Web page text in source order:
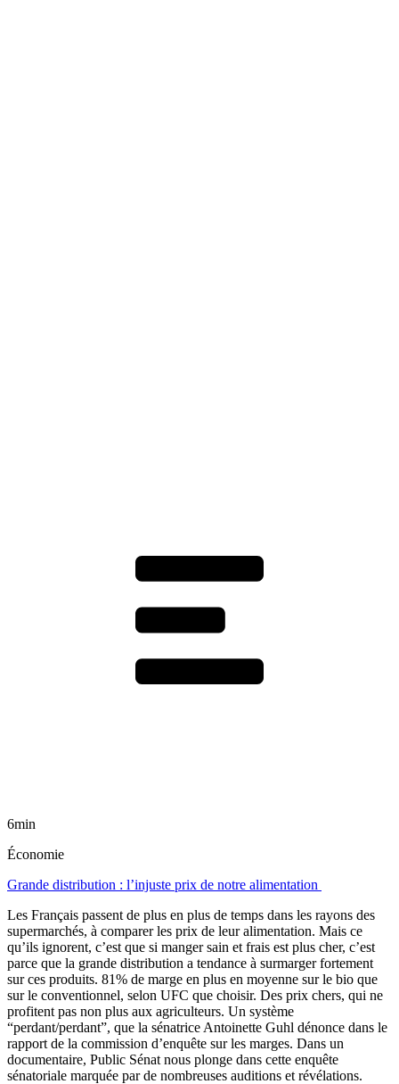
6min
Économie
Grande distribution : l’injuste prix de notre alimentation
Les Français passent de plus en plus de temps dans les rayons des
supermarchés, à comparer les prix de leur alimentation. Mais ce
qu’ils ignorent, c’est que si manger sain et frais est plus cher, c’est
parce que la grande distribution a tendance à surmarger fortement
sur ces produits. 81% de marge en plus en moyenne sur le bio que
sur le conventionnel, selon UFC que choisir. Des prix chers, qui ne
profitent pas non plus aux agriculteurs. Un système
“perdant/perdant”, que la sénatrice Antoinette Guhl dénonce dans le
rapport de la commission d’enquête sur les marges. Dans un
documentaire, Public Sénat nous plonge dans cette enquête
sénatoriale marquée par de nombreuses auditions et révélations.